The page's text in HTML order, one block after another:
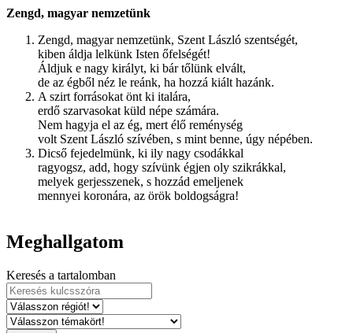
Zengd, magyar nemzetünk
Zengd, magyar nemzetünk, Szent László szentségét,
kiben áldja lelkünk Isten őfelségét!
Áldjuk e nagy királyt, ki bár tőlünk elvált,
de az égből néz le reánk, ha hozzá kiált hazánk.
A szirt forrásokat önt ki italára,
erdő szarvasokat küld népe számára.
Nem hagyja el az ég, mert élő reménység
volt Szent László szívében, s mint benne, úgy népében.
Dicső fejedelmünk, ki ily nagy csodákkal
ragyogsz, add, hogy szívünk égjen oly szikrákkal,
melyek gerjesszenek, s hozzád emeljenek
mennyei koronára, az örök boldogságra!
Meghallgatom
Keresés a tartalomban